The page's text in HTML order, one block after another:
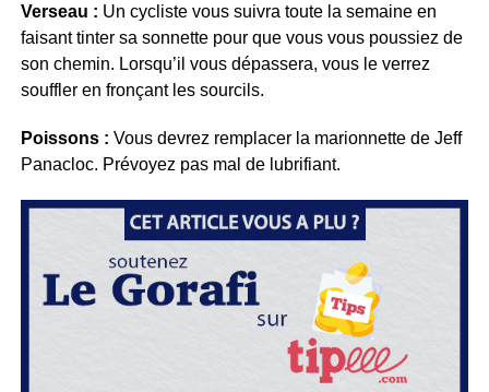
Verseau : Un cycliste vous suivra toute la semaine en
faisant tinter sa sonnette pour que vous vous poussiez de
son chemin. Lorsqu’il vous dépassera, vous le verrez
souffler en fronçant les sourcils.
Poissons : Vous devrez remplacer la marionnette de Jeff
Panacloc. Prévoyez pas mal de lubrifiant.